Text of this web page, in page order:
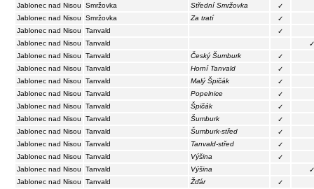
Jablonec nad Nisou
Smržovka Střední Smržovka
✓
Jablonec nad Nisou
Smržovka Za tratí
✓
Jablonec nad Nisou
Tanvald
✓
Jablonec nad Nisou
Tanvald
✓
Jablonec nad Nisou
Tanvald Český Šumburk
✓
Jablonec nad Nisou
Tanvald Horní Tanvald
✓
Jablonec nad Nisou
Tanvald Malý Špičák
✓
Jablonec nad Nisou
Tanvald Popelnice
✓
Jablonec nad Nisou
Tanvald Špičák
✓
Jablonec nad Nisou
Tanvald Šumburk
✓
Jablonec nad Nisou
Tanvald Šumburk-střed
✓
Jablonec nad Nisou
Tanvald Tanvald-střed
✓
Jablonec nad Nisou
Tanvald Výšina
✓
Jablonec nad Nisou
Tanvald Výšina
✓
Jablonec nad Nisou
Tanvald Žďár
✓